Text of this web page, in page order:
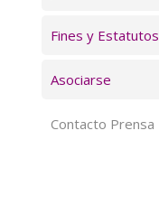
Fines y Estatutos
Asociarse
Contacto Prensa